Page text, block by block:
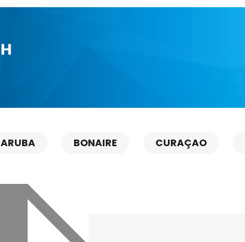
ARUBA BONAIRE CURAÇAO